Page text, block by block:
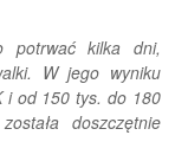
potrwać kilka dni,
W jego wyniku
i od 150 tys. do 180
doszczętnie